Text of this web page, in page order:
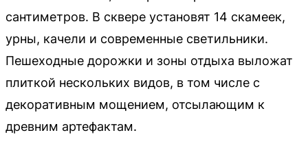
сантиметров. В сквере установят 14 скамеек,
урны, качели и современные светильники.
Пешеходные дорожки и зоны отдыха выложат
плиткой нескольких видов, в том числе с
декоративным мощением, отсылающим к
древним артефактам.